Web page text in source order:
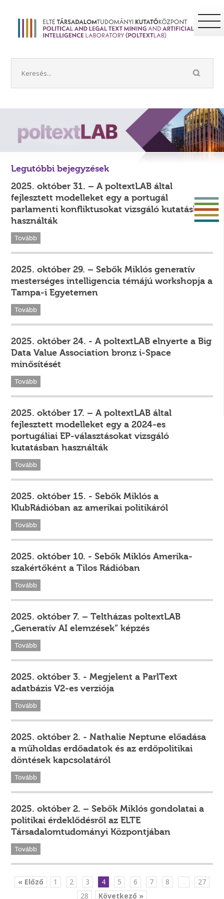
Legutóbbi bejegyzések
2025. október 31. – A poltextLAB által
fejlesztett modelleket egy a portugál
parlamenti konfliktusokat vizsgáló kutatásban
használták
Tovább
2025. október 29. – Sebők Miklós generatív
mesterséges intelligencia témájú workshopja a
Tampa-i Egyetemen
Tovább
2025. október 24. - A poltextLAB elnyerte a Big
Data Value Association bronz i-Space
minősítését
Tovább
2025. október 17. – A poltextLAB által
fejlesztett modelleket egy a 2024-es
portugáliai EP-választásokat vizsgáló
kutatásban használták
Tovább
2025. október 15. - Sebők Miklós a
KlubRádióban az amerikai politikáról
Tovább
2025. október 10. - Sebők Miklós Amerika-
szakértőként a Tilos Rádióban
Tovább
2025. október 7. – Teltházas poltextLAB
„Generatív AI elemzések” képzés
Tovább
2025. október 3. - Megjelent a ParlText
adatbázis V2-es verziója
Tovább
2025. október 2. - Nathalie Neptune előadása
a műholdas erdőadatok és az erdőpolitikai
döntések kapcsolatáról
Tovább
2025. október 2. – Sebők Miklós gondolatai a
politikai érdeklődésről az ELTE
Társadalomtudományi Központjában
Tovább
« Előző 1 2 3 4 5 6 7 8 ...
27
28
Következő »